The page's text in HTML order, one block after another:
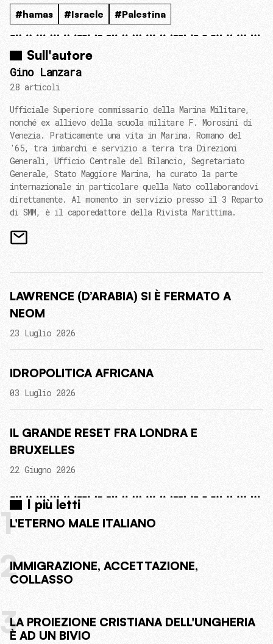
#hamas #Israele #Palestina
Sull'autore
Gino Lanzara
28 articoli
Ufficiale Superiore commissario della Marina Militare,
nonché ex allievo della scuola militare F. Morosini di
Venezia. Praticamente una vita in Marina. Romano del
'65, tra imbarchi e servizio a terra tra Direzioni
Generali, Ufficio Centrale del Bilancio, Segretariato
Generale, Stato Maggiore Marina, ha curato la parte
internazionale in particolare quella Nato collaborandovi
direttamente. Al momento in servizio presso il 3 Reparto
di SMM, è il caporedattore della Rivista Marittima.
LAWRENCE (D’ARABIA) SI È FERMATO A
NEOM
23 Luglio 2026
IDROPOLITICA AFRICANA
03 Luglio 2026
IL GRANDE RESET FRA LONDRA E
BRUXELLES
22 Giugno 2026
I più letti
1L'ETERNO MALE ITALIANO
2IMMIGRAZIONE, ACCETTAZIONE,
COLLASSO
3LA PROIEZIONE CRISTIANA DELL'UNGHERIA
È AD UN BIVIO